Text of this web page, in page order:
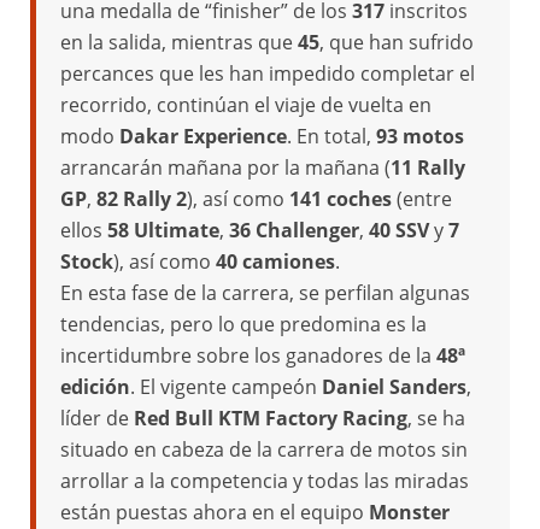
una medalla de “finisher” de los 317 inscritos
en la salida, mientras que45, que han sufrido
percances que les han impedido completar el
recorrido, continúan el viaje de vuelta en
modo Dakar Experience. En total, 93 motos
arrancarán mañana por la mañana (11 Rally
GP, 82 Rally 2), así como 141 coches(entre
ellos 58 Ultimate, 36 Challenger, 40 SSVy7
Stock), así como 40 camiones.
En esta fase de la carrera, se perfilan algunas
tendencias, pero lo que predomina es la
incertidumbre sobre los ganadores de la 48ª
edición. El vigente campeón Daniel Sanders,
líder de Red Bull KTM Factory Racing, se ha
situado en cabeza de la carrera de motos sin
arrollar a la competencia y todas las miradas
están puestas ahora en el equipo Monster